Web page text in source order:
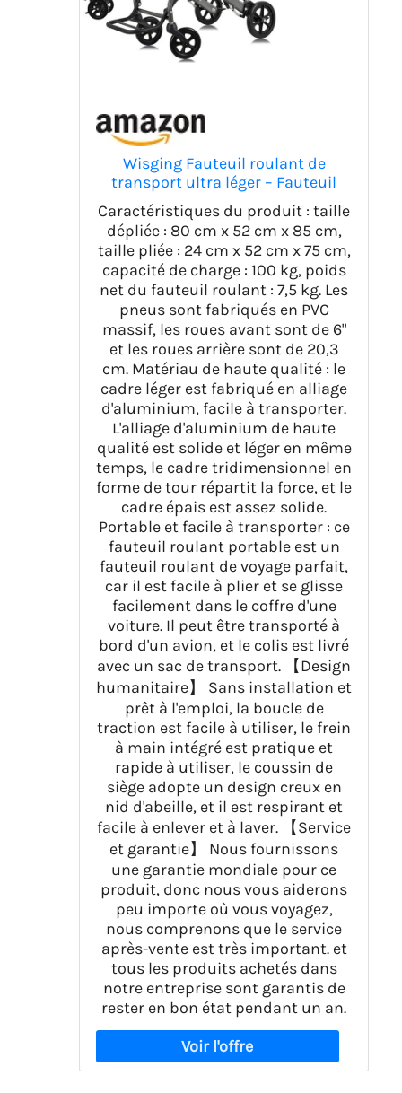
Wisging Fauteuil roulant de
transport ultra léger – Fauteuil
roulant pliable portable avec frein
à main – Chariots pour personnes
âgées en avion de voyage
Caractéristiques du produit : taille
dépliée : 80 cm x 52 cm x 85 cm,
taille pliée : 24 cm x 52 cm x 75 cm,
capacité de charge : 100 kg, poids
net du fauteuil roulant : 7,5 kg. Les
pneus sont fabriqués en PVC
massif, les roues avant sont de 6"
et les roues arrière sont de 20,3
cm. Matériau de haute qualité : le
cadre léger est fabriqué en alliage
d'aluminium, facile à transporter.
L'alliage d'aluminium de haute
qualité est solide et léger en même
temps, le cadre tridimensionnel en
forme de tour répartit la force, et le
cadre épais est assez solide.
Portable et facile à transporter : ce
fauteuil roulant portable est un
fauteuil roulant de voyage parfait,
car il est facile à plier et se glisse
facilement dans le coffre d'une
voiture. Il peut être transporté à
bord d'un avion, et le colis est livré
avec un sac de transport. 【Design
humanitaire】 Sans installation et
prêt à l'emploi, la boucle de
traction est facile à utiliser, le frein
à main intégré est pratique et
rapide à utiliser, le coussin de
siège adopte un design creux en
nid d'abeille, et il est respirant et
facile à enlever et à laver. 【Service
et garantie】 Nous fournissons
une garantie mondiale pour ce
produit, donc nous vous aiderons
peu importe où vous voyagez,
nous comprenons que le service
après-vente est très important. et
tous les produits achetés dans
notre entreprise sont garantis de
rester en bon état pendant un an.